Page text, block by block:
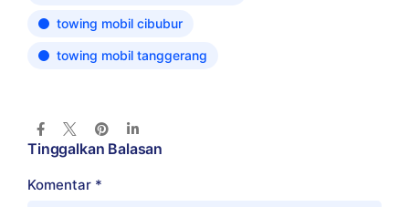
towing mobil cibubur
towing mobil tanggerang
Tinggalkan Balasan
Komentar *